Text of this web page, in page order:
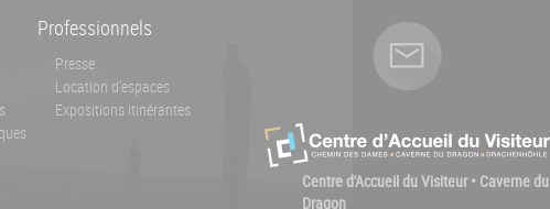
Professionnels
Presse
Location d'espaces
Expositions itinérantes
Centre d'Accueil du Visiteur • Caverne du
Dragon